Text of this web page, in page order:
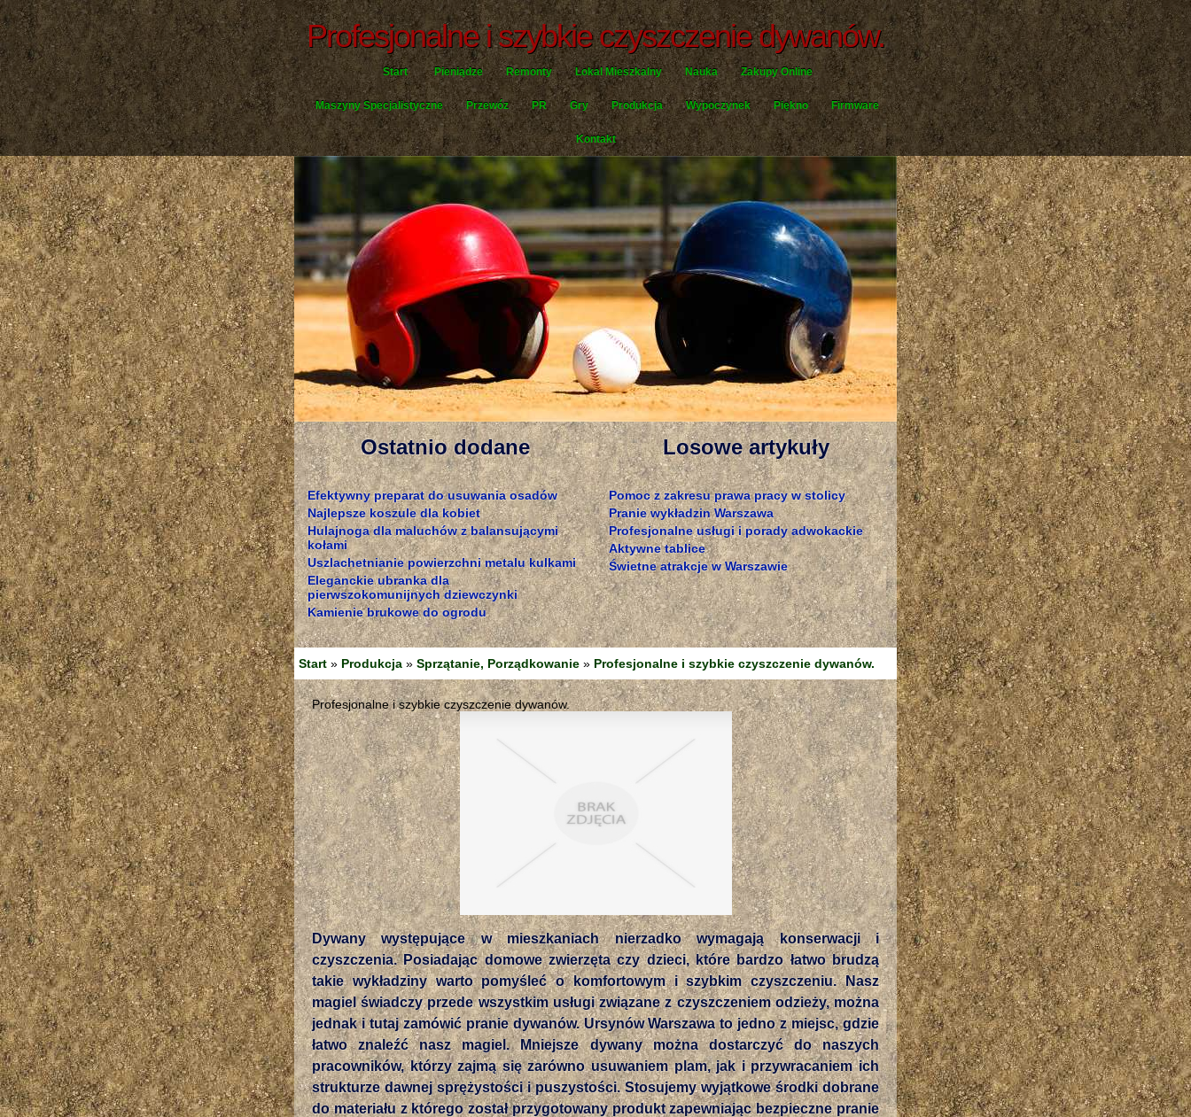
Profesjonalne i szybkie czyszczenie dywanów.
Start Pieniądze Remonty Lokal Mieszkalny Nauka Zakupy Online
Maszyny Specjalistyczne Przewóz PR Gry Produkcja Wypoczynek Piękno Firmware
Kontakt
Ostatnio dodane
Efektywny preparat do usuwania osadów
Najlepsze koszule dla kobiet
Hulajnoga dla maluchów z balansującymi
kołami
Uszlachetnianie powierzchni metalu kulkami
Eleganckie ubranka dla
pierwszokomunijnych dziewczynki
Kamienie brukowe do ogrodu
Losowe artykuły
Pomoc z zakresu prawa pracy w stolicy
Pranie wykładzin Warszawa
Profesjonalne usługi i porady adwokackie
Aktywne tablice
Świetne atrakcje w Warszawie
Start » Produkcja » Sprzątanie, Porządkowanie » Profesjonalne i szybkie czyszczenie dywanów.
Profesjonalne i szybkie czyszczenie dywanów.
Dywany występujące w mieszkaniach nierzadko wymagają konserwacji i
czyszczenia. Posiadając domowe zwierzęta czy dzieci, które bardzo łatwo brudzą
takie wykładziny warto pomyśleć o komfortowym i szybkim czyszczeniu. Nasz
magiel świadczy przede wszystkim usługi związane z czyszczeniem odzieży, można
jednak i tutaj zamówić pranie dywanów. Ursynów Warszawa to jedno z miejsc, gdzie
łatwo znaleźć nasz magiel. Mniejsze dywany można dostarczyć do naszych
pracowników, którzy zajmą się zarówno usuwaniem plam, jak i przywracaniem ich
strukturze dawnej sprężystości i puszystości. Stosujemy wyjątkowe środki dobrane
do materiału z którego został przygotowany produkt zapewniając bezpieczne pranie